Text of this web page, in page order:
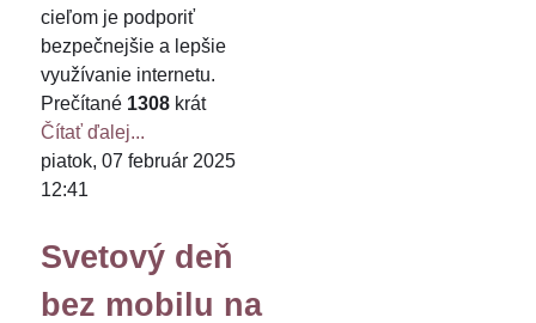
cieľom je podporiť
bezpečnejšie a lepšie
využívanie internetu.
Prečítané 1308 krát
Čítať ďalej...
piatok, 07 február 2025
12:41
Svetový deň
bez mobilu na